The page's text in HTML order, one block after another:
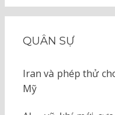
QUÂN SỰ
Iran và phép thử
Mỹ